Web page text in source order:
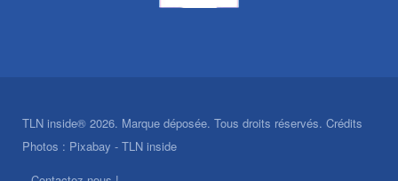
TLN inside® 2026. Marque déposée. Tous droits réservés. Crédits
Photos : Pixabay - TLN inside